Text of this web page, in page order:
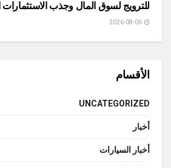
للترويج لسوق المال وجذب الاستثمارات
الأقسام
UNCATEGORIZED
أخبار
أخبار السيارات